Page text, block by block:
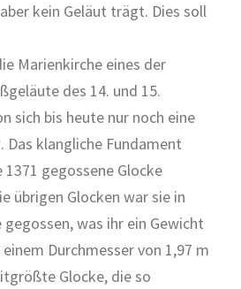
kein Geläut trägt. Dies soll
Marienkirche eines der
des 14. und 15.
sich bis heute nur noch eine
Das klangliche Fundament
gegossene Glocke
übrigen Glocken war sie in
gegossen, was ihr ein Gewicht
Durchmesser von 1,97 m
Glocke, die so